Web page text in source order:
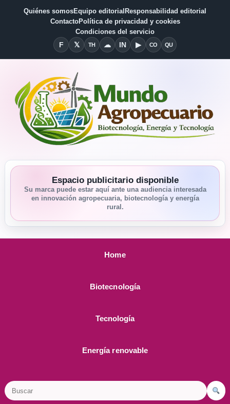
Quiénes somosEquipo editorial Responsabilidad editorial
ContactoPolítica de privacidad y cookies
Condiciones del servicio
FFacebook
𝕏
X THThreads
☁Bluesky
INLinkedin
▶YouTube
COCondiciones del Servicio
QUQuiénes somos
Espacio publicitario disponible
Su marca puede estar aquí ante una audiencia interesada
en innovación agropecuaria, biotecnología y energía
rural.
Home
Biotecnología
Tecnología
Energía renovable